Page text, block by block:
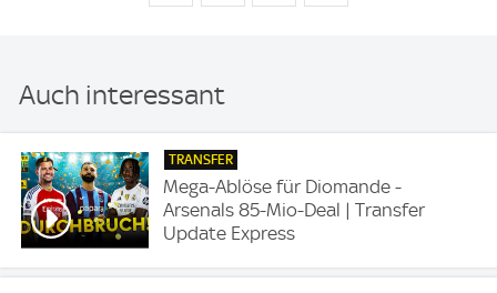
Auch interessant
TRANSFER
Mega-Ablöse für Diomande -
Arsenals 85-Mio-Deal | Transfer
Update Express